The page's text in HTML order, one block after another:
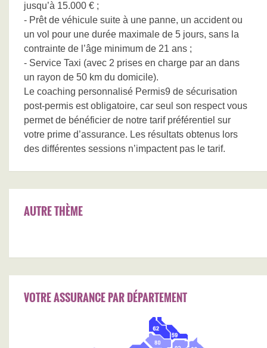
jusqu’à 15.000 € ;
- Prêt de véhicule suite à une panne, un accident ou
un vol pour une durée maximale de 5 jours, sans la
contrainte de l’âge minimum de 21 ans ;
- Service Taxi (avec 2 prises en charge par an dans
un rayon de 50 km du domicile).
Le coaching personnalisé Permis9 de sécurisation
post-permis est obligatoire, car seul son respect vous
permet de bénéficier de notre tarif préférentiel sur
votre prime d’assurance. Les résultats obtenus lors
des différentes sessions n’impactent pas le tarif.
AUTRE THÈME
VOTRE ASSURANCE PAR DÉPARTEMENT